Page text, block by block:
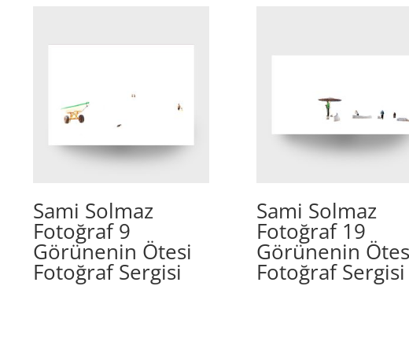
Sami Solmaz
Fotoğraf 9
Görünenin Ötesi
Fotoğraf Sergisi
Sami Solmaz
Fotoğraf 19
Görünenin
Fotoğraf Sergisi